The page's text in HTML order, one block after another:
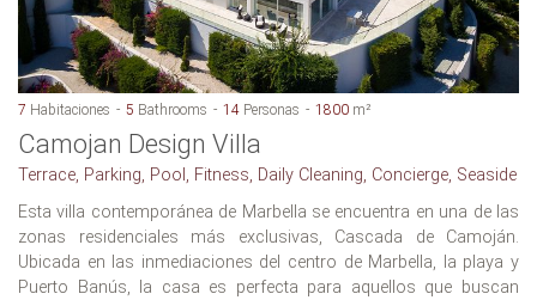
7 Habitaciones 5 Bathrooms 14 Personas 1800 m²
Camojan Design Villa
Terrace, Parking, Pool, Fitness, Daily Cleaning, Concierge, Seaside
Esta villa contemporánea de Marbella se encuentra en una de las
zonas residenciales más exclusivas, Cascada de Camoján.
Ubicada en las inmediaciones del centro de Marbella, la playa y
Puerto Banús, la casa es perfecta para aquellos que buscan